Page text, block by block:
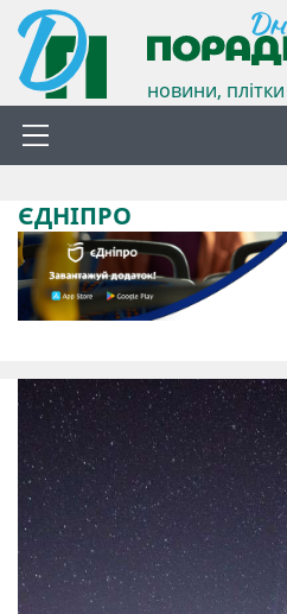
новини,
ЄДНІПРО